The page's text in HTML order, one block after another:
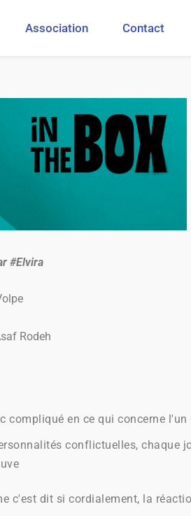
Association Contact
#Elvira
Rodeh
compliqué en ce qui concerne l'un
conflictuelles, chaque
c'est dit si cordialement, la